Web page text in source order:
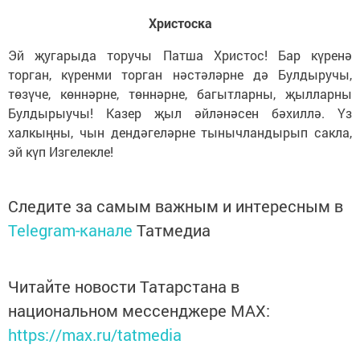
Христоска
Эй җугарыда торучы Патша Христос! Бар күренә
торган, күренми торган нәстәләрне дә Булдыручы,
төзүче, көннәрне, төннәрне, багытларны, җылларны
Булдырыучы! Казер җыл әйләнәсен бәхиллә. Үз
халкыңны, чын дендәгеләрне тынычландырып сакла,
эй күп Изгелекле!
Следите за самым важным и интересным в
Telegram-канале Татмедиа
Читайте новости Татарстана в
национальном мессенджере MАХ:
https://max.ru/tatmedia